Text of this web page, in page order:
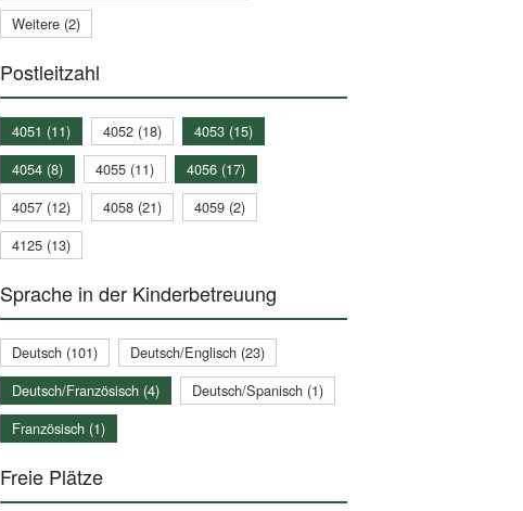
Weitere (2)
Postleitzahl
4051 (11) 4052 (18)
4053 (15)
4054 (8)
4055 (11)
4056 (17)
4057 (12)
4058 (21)
4059 (2)
4125 (13)
Sprache in der Kinderbetreuung
Deutsch (101)
Deutsch/Englisch (23)
Deutsch/Französisch (4)
Deutsch/Spanisch (1)
Französisch (1)
Freie Plätze